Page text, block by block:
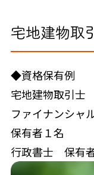
宅地建物取
◆資格保有例
宅地建物取引士
ファイナンシャ
保有者１名
行政書士 保有